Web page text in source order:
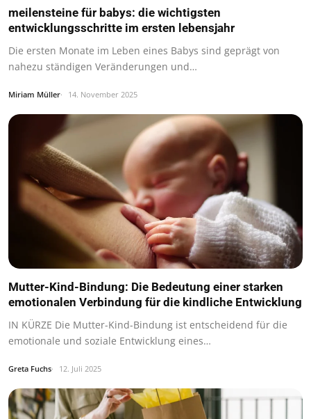
meilensteine für babys: die wichtigsten
entwicklungsschritte im ersten lebensjahr
Die ersten Monate im Leben eines Babys sind geprägt von
nahezu ständigen Veränderungen und…
Miriam Müller 14. November 2025
Mutter-Kind-Bindung: Die Bedeutung einer starken
emotionalen Verbindung für die kindliche Entwicklung
IN KÜRZE Die Mutter-Kind-Bindung ist entscheidend für die
emotionale und soziale Entwicklung eines…
Greta Fuchs 12. Juli 2025